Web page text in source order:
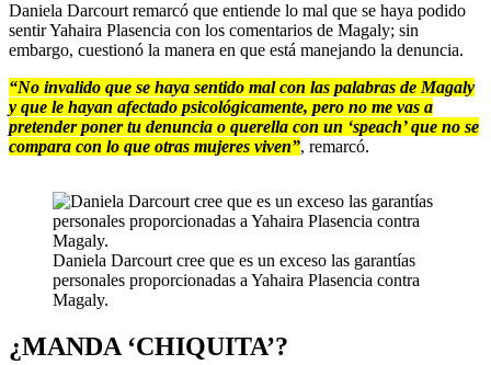
Daniela Darcourt remarcó que entiende lo mal que se haya podido
sentir Yahaira Plasencia con los comentarios de Magaly; sin
embargo, cuestionó la manera en que está manejando la denuncia.
“No invalido que se haya sentido mal con las palabras de Magaly
y que le hayan afectado psicológicamente, pero no me vas a
pretender poner tu denuncia o querella con un ‘speach’ que no se
compara con lo que otras mujeres viven”, remarcó.
Daniela Darcourt cree que es un exceso las garantías
personales proporcionadas a Yahaira Plasencia contra
Magaly.
¿MANDA ‘CHIQUITA’?